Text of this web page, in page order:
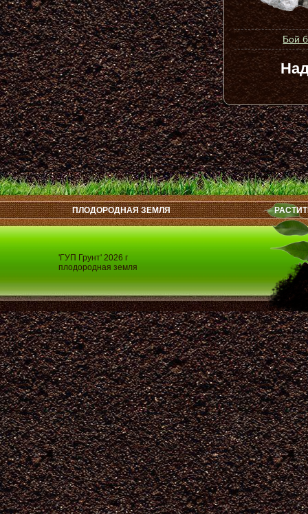
Бой
'ГУП Грунт' 2026 г
плодородная земля
ПЛОДОРОДНАЯ ЗЕМЛЯ